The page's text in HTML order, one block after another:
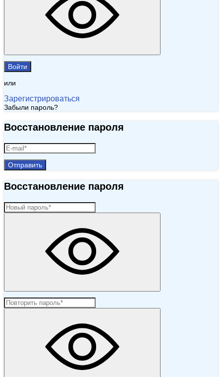
Войти
или
Зарегистрироваться
Забыли пароль?
Восстановление пароля
Отправить
Восстановление пароля